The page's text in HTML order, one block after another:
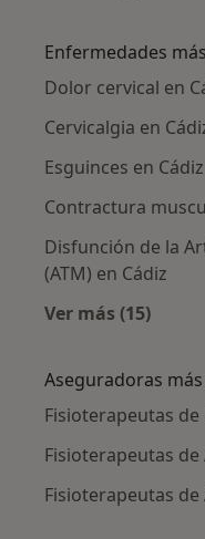
Enfermedades
Dolor cervical en
Cervicalgia en
Esguinces en Cádiz
Contractura
Disfunción de la
(ATM) en Cádiz
Ver más (15)
Aseguradoras
Fisioterapeutas
Fisioterapeutas de
Fisioterapeutas de